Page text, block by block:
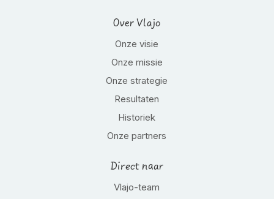
Over Vlajo
Onze visie
Onze missie
Onze strategie
Resultaten
Historiek
Onze partners
Direct naar
Vlajo-team